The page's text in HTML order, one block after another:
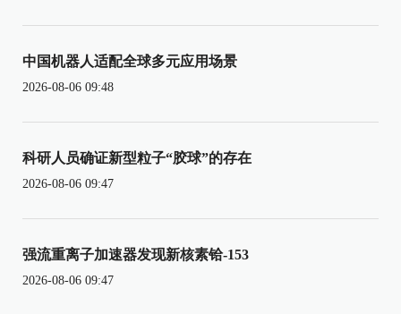
中国机器人适配全球多元应用场景
2026-08-06 09:48
科研人员确证新型粒子“胶球”的存在
2026-08-06 09:47
强流重离子加速器发现新核素铪-153
2026-08-06 09:47